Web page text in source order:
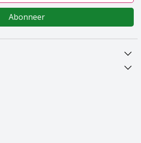
Abonneer